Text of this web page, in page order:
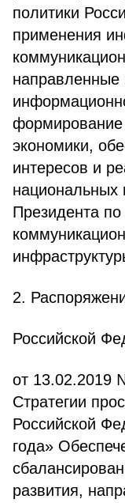
политики
применения
направленные
экономики,
интересов и
национальных
Президента
2.
Российской
от 13.02.2019
Стратегии
Российской
года»
развития,